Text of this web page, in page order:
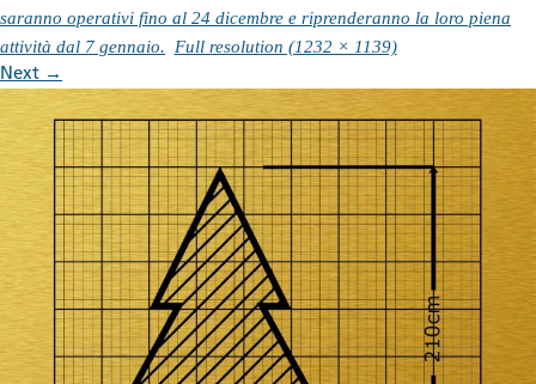
saranno operativi fino al 24 dicembre e riprenderanno la loro piena
attività dal 7 gennaio.
Full resolution (1232 × 1139)
Next →